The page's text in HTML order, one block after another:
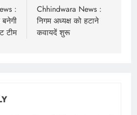
:
टीम
Chhindwara News :
निगम अध्यक्ष को हटाने
कवायदें शुरू